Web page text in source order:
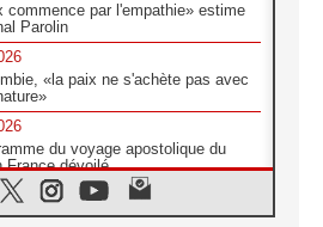
commence par l'empathie» estime
Parolin
«la paix ne s'achète pas avec
du voyage apostolique du
France dévoilé
continentale sur l'éducation